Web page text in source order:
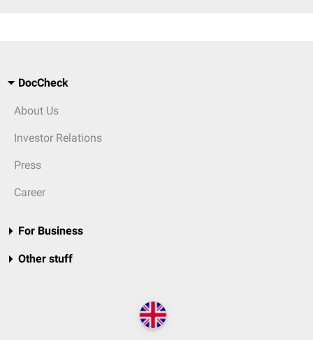
DocCheck
About Us
Investor Relations
Press
Career
For Business
Other stuff